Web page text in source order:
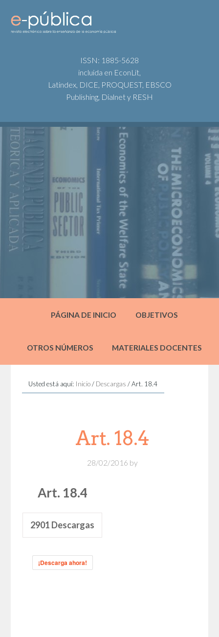
ISSN: 1885-5628
incluida en EconLit,
Latindex, DICE, PROQUEST, EBSCO
Publishing, Dialnet y RESH
PÁGINA DE INICIO OBJETIVOS
OTROS NÚMEROS MATERIALES DOCENTES
Usted está aquí: Inicio / Descargas /Art. 18.4
Art. 18.4
28/02/2016 by
Art. 18.4
2901 Descargas
¡Descarga ahora!